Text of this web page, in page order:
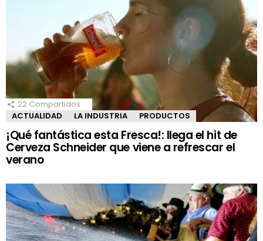
22 Compartidos
ACTUALIDAD
LA INDUSTRIA PRODUCTOS
¡Qué fantástica esta Fresca!: llega el hit de
Cerveza Schneider que viene a refrescar el
verano